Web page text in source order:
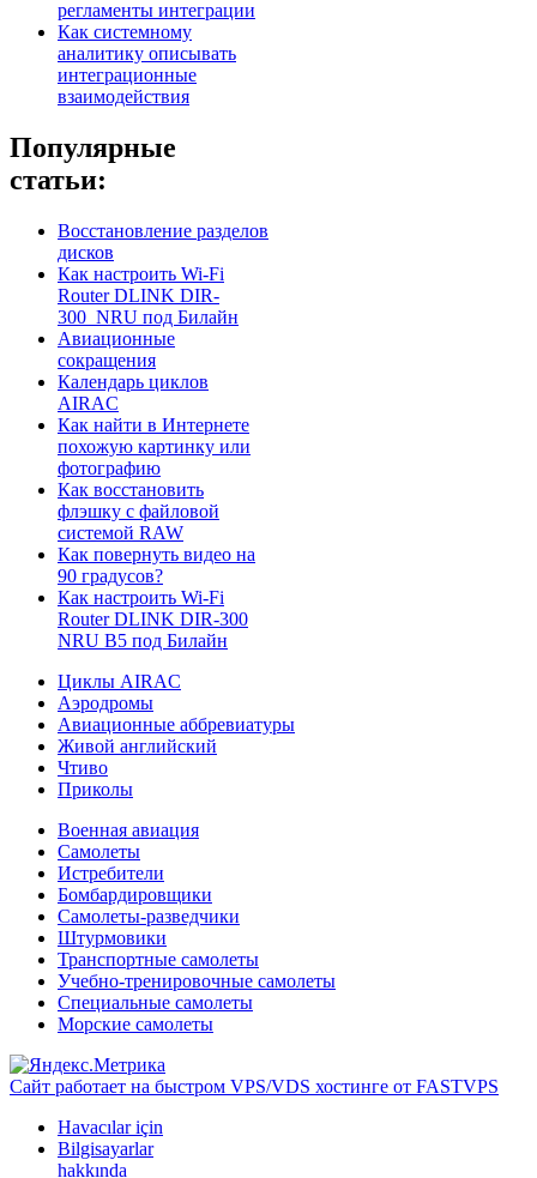
регламенты интеграции
Как системному
аналитику описывать
интеграционные
взаимодействия
Популярные
статьи:
Восстановление разделов
дисков
Как настроить Wi-Fi
Router DLINK DIR-
300_NRU под Билайн
Авиационные
сокращения
Календарь циклов
AIRAC
Как найти в Интернете
похожую картинку или
фотографию
Как восстановить
флэшку с файловой
системой RAW
Как повернуть видео на
90 градусов?
Как настроить Wi-Fi
Router DLINK DIR-300
NRU B5 под Билайн
Циклы AIRAC
Аэродромы
Авиационные аббревиатуры
Живой английский
Чтиво
Приколы
Военная авиация
Самолеты
Истребители
Бомбардировщики
Самолеты-разведчики
Штурмовики
Транспортные самолеты
Учебно-тренировочные самолеты
Специальные самолеты
Морские самолеты
Сайт работает на быстром VPS/VDS хостинге от FASTVPS
Havacılar için
Bilgisayarlar
hakkında